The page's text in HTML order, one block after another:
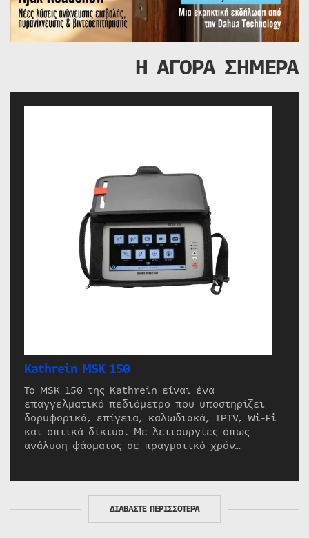
Η ΑΓΟΡΑ ΣΗΜΕΡΑ
Kathrein MSK 150
Το MSK 150 της Kathrein είναι ένα
επαγγελματικό πεδιόμετρο που υποστηρίζει
δορυφορικά, επίγεια, καλωδιακά, IPTV, Wi-Fi
και οπτικά δίκτυα. Με λειτουργίες όπως
ανάλυση φάσματος σε πραγματικό χρόν…
ΔΙΑΒΑΣΤΕ ΠΕΡΙΣΣΟΤΕΡΑ